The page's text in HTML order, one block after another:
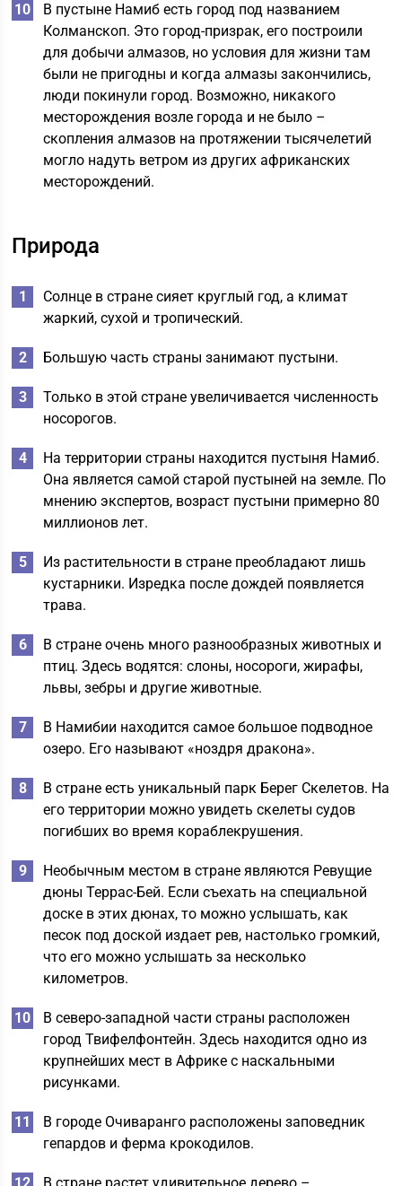
В пустыне Намиб есть город под названием
Колманскоп. Это город-призрак, его построили
для добычи алмазов, но условия для жизни там
были не пригодны и когда алмазы закончились,
люди покинули город. Возможно, никакого
месторождения возле города и не было –
скопления алмазов на протяжении тысячелетий
могло надуть ветром из других африканских
месторождений.
Природа
Солнце в стране сияет круглый год, а климат
жаркий, сухой и тропический.
Большую часть страны занимают пустыни.
Только в этой стране увеличивается численность
носорогов.
На территории страны находится пустыня Намиб.
Она является самой старой пустыней на земле. По
мнению экспертов, возраст пустыни примерно 80
миллионов лет.
Из растительности в стране преобладают лишь
кустарники. Изредка после дождей появляется
трава.
В стране очень много разнообразных животных и
птиц. Здесь водятся: слоны, носороги, жирафы,
львы, зебры и другие животные.
В Намибии находится самое большое подводное
озеро. Его называют «ноздря дракона».
В стране есть уникальный парк Берег Скелетов. На
его территории можно увидеть скелеты судов
погибших во время кораблекрушения.
Необычным местом в стране являются Ревущие
дюны Террас-Бей. Если съехать на специальной
доске в этих дюнах, то можно услышать, как
песок под доской издает рев, настолько громкий,
что его можно услышать за несколько
километров.
В северо-западной части страны расположен
город Твифелфонтейн. Здесь находится одно из
крупнейших мест в Африке с наскальными
рисунками.
В городе Очиваранго расположены заповедник
гепардов и ферма крокодилов.